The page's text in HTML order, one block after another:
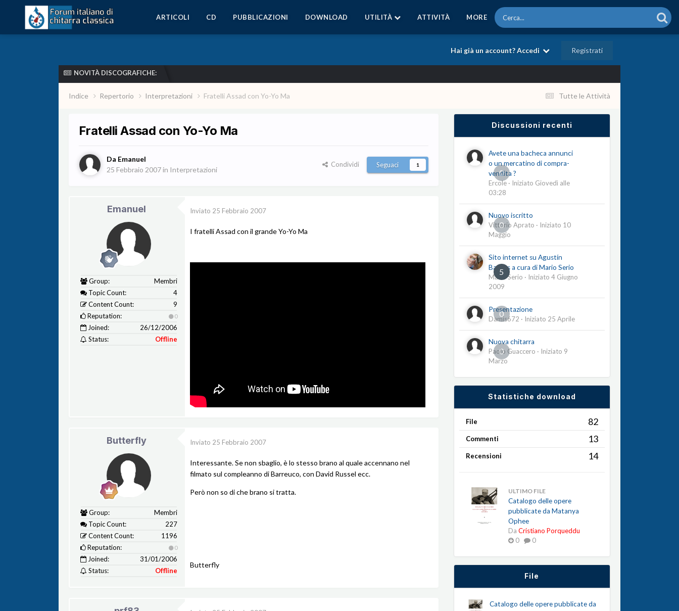
ARTICOLI CD PUBBLICAZIONI DOWNLOAD UTILITÀ ATTIVITÀ MORE
Hai già un account? Accedi Registrati
NOVITÀ DISCOGRAFICHE:
Tutte le Attività
Indice Repertorio Interpretazioni Fratelli Assad con Yo-Yo Ma
Fratelli Assad con Yo-Yo Ma
Da Emanuel
25 Febbraio 2007in Interpretazioni
Condividi Seguaci 1
Emanuel
Group:
Membri
Topic Count:
4
Content Count:
9
Reputation:
0
Joined:
26/12/2006
Status:
Offline
Inviato 25 Febbraio 2007
I fratelli Assad con il grande Yo-Yo Ma
Butterfly
Group:
Membri
Topic Count:
227
Content Count:
1196
Reputation:
0
Joined:
31/01/2006
Status:
Offline
Inviato 25 Febbraio 2007
Interessante. Se non sbaglio, è lo stesso brano al quale accennano nel
filmato sul compleanno di Barreuco, con David Russel ecc.
Però non so di che brano si tratta.
Butterfly
Discussioni recenti
0
Avete una bacheca annunci
o un mercatino di compra-
vendita ?
Ercole· Iniziato Giovedì alle
03:28
0
Nuovo iscritto
Vittorio Aprato · Iniziato 10
Maggio
5
Sito internet su Agustín
Barrios a cura di Mario Serio
Mario Serio · Iniziato 4 Giugno
2009
0
Presentazione
Damis672 · Iniziato 25 Aprile
0
Nuova chitarra
Paolo Guaccero · Iniziato 9
Marzo
Statistiche download
File 82
Commenti 13
Recensioni 14
ULTIMO FILE
Catalogo delle opere
pubblicate da Matanya
Ophee
Da Cristiano Porqueddu
0
0
File
Catalogo delle opere pubblicate da